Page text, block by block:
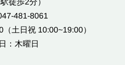
徒歩2分）
481-8061
土日祝 10:00~19:00）
：木曜日